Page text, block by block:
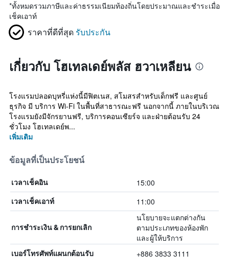
*ทั้งหมดรวมภาษีและค่าธรรมเนียมท้องถิ่นโดยประมาณและชำระเมื่อ
เช็คเอาท์
ราคาที่ดีที่สุด รับประกัน
เกี่ยวกับ โฮเทลเดย์พลัส ฮวาเหลียน
โรงแรมปลอดบุหรี่แห่งนี้มีฟิตเนส, สโมสรสำหรับเด็กฟรี และศูนย์
ธุรกิจ มี บริการ Wi-Fi ในพื้นที่สาธารณะฟรี นอกจากนี้ ภายในบริเวณ
โรงแรมยังมีจักรยานฟรี, บริการคอนเซียร์จ และฝ่ายต้อนรับ 24
ชั่วโมง โฮเทลเดย์พ...
เพิ่มเติม
ข้อมูลที่เป็นประโยชน์
เวลาเช็คอิน 15:00
เวลาเช็คเอาท์ 11:00
การชำระเงิน & การยกเลิก
นโยบายจะแตกต่างกัน
ตามประเภทของห้องพัก
และผู้ให้บริการ
เบอร์โทรศัพท์แผนกต้อนรับ +886 3833 3111